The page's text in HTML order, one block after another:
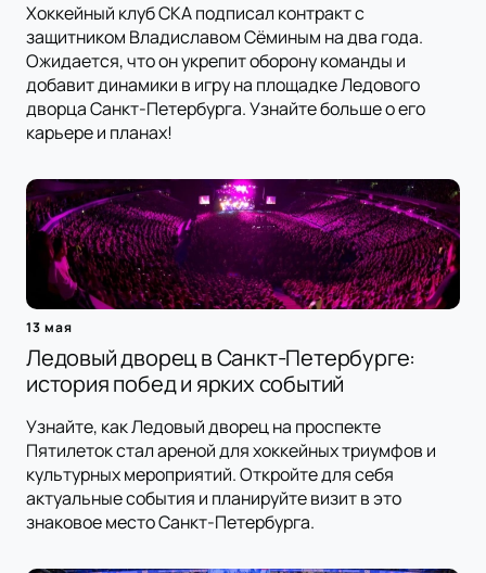
Хоккейный клуб СКА подписал контракт с
защитником Владиславом Сёминым на два года.
Ожидается, что он укрепит оборону команды и
добавит динамики в игру на площадке Ледового
дворца Санкт-Петербурга. Узнайте больше о его
карьере и планах!
13 мая
Ледовый дворец в Санкт-Петербурге:
история побед и ярких событий
Узнайте, как Ледовый дворец на проспекте
Пятилеток стал ареной для хоккейных триумфов и
культурных мероприятий. Откройте для себя
актуальные события и планируйте визит в это
знаковое место Санкт-Петербурга.